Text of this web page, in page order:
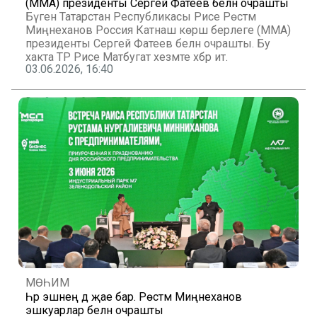
(MMA) президенты Сергей Фатеев белән очрашты
Бүген Татарстан Республикасы Рәисе Рөстәм
Миңнеханов Россия Катнаш көрәш берлеге (MMA)
президенты Сергей Фатеев белән очрашты. Бу
хакта ТР Рәисе Матбугат хезмәте хәбәр итә.
03.06.2026, 16:40
МӨҺИМ
Һәр эшнең дә җае бар. Рөстәм Миңнеханов
эшкуарлар белән очрашты